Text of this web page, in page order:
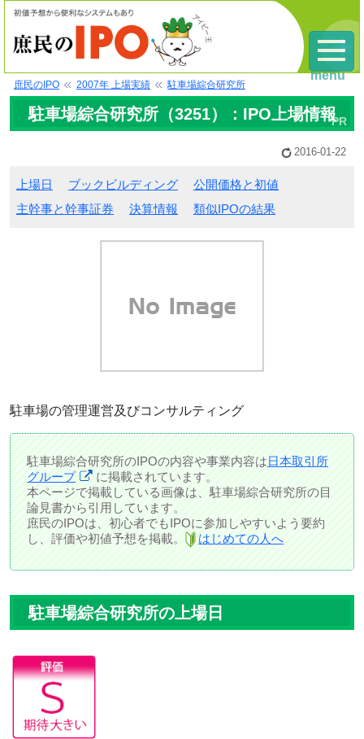
庶民のIPO 2007年 上場実績 駐車場綜合研究所
駐車場綜合研究所（3251）：IPO上場情報
2016-01-22
上場日 ブックビルディング
公開価格と初値
主幹事と幹事証券
決算情報 類似IPOの結果
駐車場の管理運営及びコンサルティング
駐車場綜合研究所のIPOの内容や事業内容は日本取引所
グループ
に掲載されています。
本ページで掲載している画像は、駐車場綜合研究所の目
論見書から引用しています。
庶民のIPOは、初心者でもIPOに参加しやすいよう要約
し、評価や初値予想を掲載。
はじめての人へ
駐車場綜合研究所の上場日
menu